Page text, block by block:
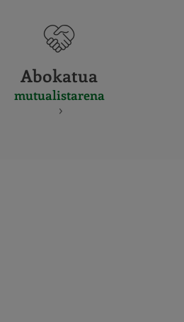
Abokatua
mutualistarena